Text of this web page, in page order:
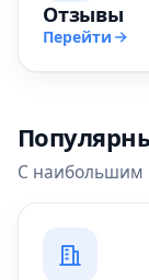
Отзывы
Перейти
С наибольшим